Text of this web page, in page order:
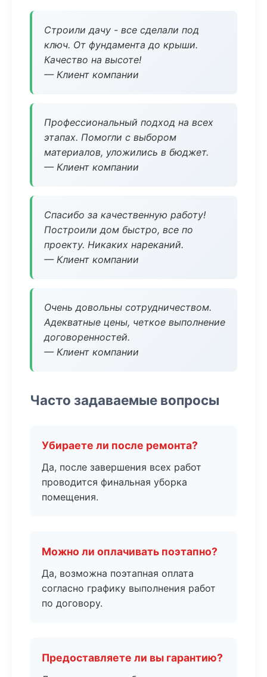
Строили дачу - все сделали под
ключ. От фундамента до крыши.
Качество на высоте!
— Клиент компании
Профессиональный подход на всех
этапах. Помогли с выбором
материалов, уложились в бюджет.
— Клиент компании
Спасибо за качественную работу!
Построили дом быстро, все по
проекту. Никаких нареканий.
— Клиент компании
Очень довольны сотрудничеством.
Адекватные цены, четкое выполнение
договоренностей.
— Клиент компании
Часто задаваемые вопросы
Убираете ли после ремонта?
Да, после завершения всех работ
проводится финальная уборка
помещения.
Можно ли оплачивать поэтапно?
Да, возможна поэтапная оплата
согласно графику выполнения работ
по договору.
Предоставляете ли вы гарантию?